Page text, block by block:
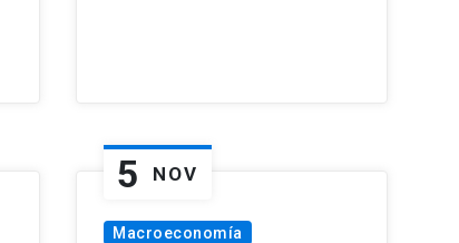
5 NOV
Macroeconomía